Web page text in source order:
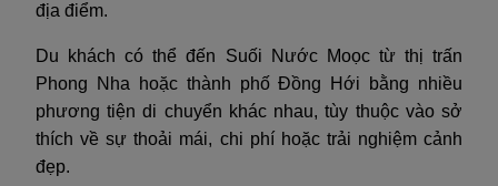
địa điểm.
Du khách có thể đến Suối Nước Moọc từ thị trấn
Phong Nha hoặc thành phố Đồng Hới bằng nhiều
phương tiện di chuyển khác nhau, tùy thuộc vào sở
thích về sự thoải mái, chi phí hoặc trải nghiệm cảnh
đẹp.